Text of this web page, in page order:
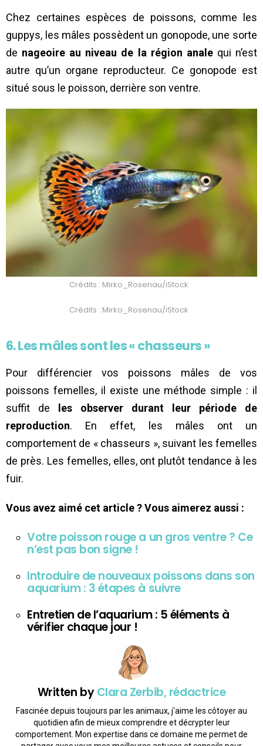
Chez certaines espèces de poissons, comme les
guppys, les mâles possèdent un gonopode, une sorte
de nageoire au niveau de la région analequi n’est
autre qu’un organe reproducteur. Ce gonopode est
situé sous le poisson, derrière son ventre.
Crédits : Mirko_Rosenau/iStock
Crédits : Mirko_Rosenau/iStock
6. Les mâles sont les « chasseurs »
Pour différencier vos poissons mâles de vos
poissons femelles, il existe une méthode simple : il
suffit de les observer durant leur période de
reproduction. En effet, les mâles ont un
comportement de « chasseurs », suivant les femelles
de près. Les femelles, elles, ont plutôt tendance à les
fuir.
Vous avez aimé cet article ? Vous aimerez aussi :
Votre poisson rouge a un gros ventre ? Ce
n’est pas bon signe !
Introduire de nouveaux poissons dans son
aquarium : 3 étapes à suivre
Entretien de l’aquarium : 5 éléments à
vérifier chaque jour !
Written byClara Zerbib, rédactrice
Fascinée depuis toujours par les animaux, j'aime les côtoyer au
quotidien afin de mieux comprendre et décrypter leur
comportement. Mon expertise dans ce domaine me permet de